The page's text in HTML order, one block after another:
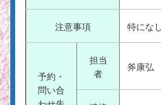
注意事項 特になし
予約・
問い合
担当
者
斧康弘